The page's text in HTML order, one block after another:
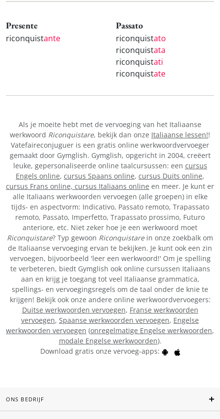
Presente
riconquistante
Passato
riconquistato
riconquistata
riconquistati
riconquistate
Als je moeite hebt met de vervoeging van het Italiaanse
werkwoord Riconquistare, bekijk dan onze Italiaanse lessen!!
Vatefaireconjuguer is een gratis online werkwoordvervoeger
gemaakt door Gymglish. Gymglish, opgericht in 2004, creëert
leuke, gepersonaliseerde online taalcursussen: een cursus
Engels online, cursus Spaans online, cursus Duits online,
cursus Frans online, cursus Italiaans online en meer. Je kunt er
alle Italiaans werkwoorden vervoegen (alle groepen) in elke
tijds- en aspectvorm: Indicativo, Passato remoto, Trapassato
remoto, Passato, Imperfetto, Trapassato prossimo, Futuro
anteriore, etc. Niet zeker hoe je een werkwoord moet
Riconquistare? Typ gewoon Riconquistarein onze zoekbalk om
de Italiaanse vervoeging ervan te bekijken. Je kunt ook een zin
vervoegen, bijvoorbeeld 'leer een werkwoord!' Om je spelling
te verbeteren, biedt Gymglish ook online cursussen Italiaans
aan en krijg je toegang tot veel Italiaanse grammatica,
spellings- en vervoegingsregels om de taal onder de knie te
krijgen! Bekijk ook onze andere online werkwoordvervoegers:
Duitse werkwoorden vervoegen, Franse werkwoorden
vervoegen, Spaanse werkwoorden vervoegen, Engelse
werkwoorden vervoegen (onregelmatige Engelse werkwoorden,
modale Engelse werkwoorden).
Download gratis onze vervoeg-apps:
ONS BEDRIJF